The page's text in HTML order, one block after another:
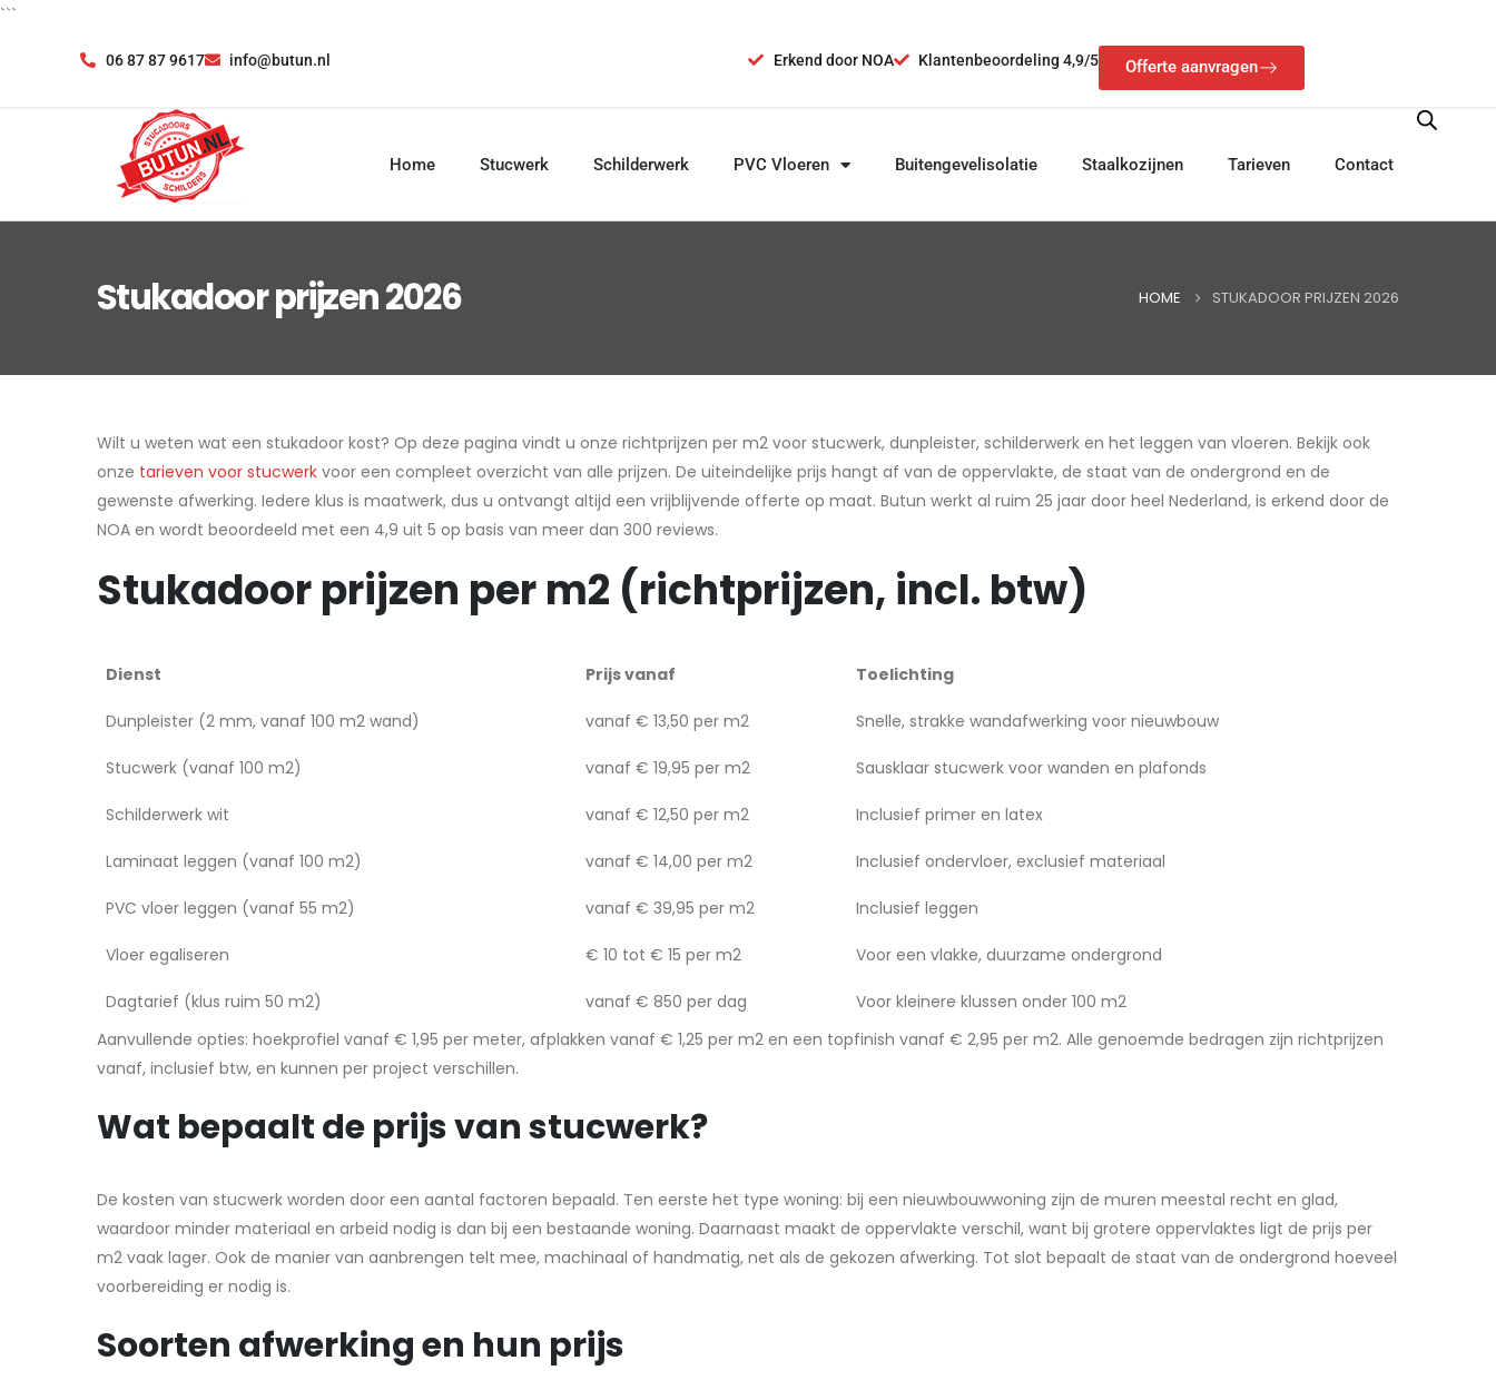
```
06 87 87 9617 info@butun.nl Erkend door NOA Klantenbeoordeling 4,9/5 Offerte aanvragen
Home Stucwerk Schilderwerk PVC Vloeren Buitengevelisolatie Staalkozijnen Tarieven Contact
Stukadoor prijzen 2026 HOME STUKADOOR PRIJZEN 2026
Wilt u weten wat een stukadoor kost? Op deze pagina vindt u onze richtprijzen per m2 voor stucwerk, dunpleister, schilderwerk en het leggen van vloeren. Bekijk ook
onze tarieven voor stucwerk voor een compleet overzicht van alle prijzen. De uiteindelijke prijs hangt af van de oppervlakte, de staat van de ondergrond en de
gewenste afwerking. Iedere klus is maatwerk, dus u ontvangt altijd een vrijblijvende offerte op maat. Butun werkt al ruim 25 jaar door heel Nederland, is erkend door de
NOA en wordt beoordeeld met een 4,9 uit 5 op basis van meer dan 300 reviews.
Stukadoor prijzen per m2 (richtprijzen, incl. btw)
Dienst Prijs vanaf Toelichting
Dunpleister (2 mm, vanaf 100 m2 wand) vanaf € 13,50 per m2 Snelle, strakke wandafwerking voor nieuwbouw
Stucwerk (vanaf 100 m2) vanaf € 19,95 per m2 Sausklaar stucwerk voor wanden en plafonds
Schilderwerk wit vanaf € 12,50 per m2 Inclusief primer en latex
Laminaat leggen (vanaf 100 m2) vanaf € 14,00 per m2 Inclusief ondervloer, exclusief materiaal
PVC vloer leggen (vanaf 55 m2) vanaf € 39,95 per m2 Inclusief leggen
Vloer egaliseren € 10 tot € 15 per m2 Voor een vlakke, duurzame ondergrond
Dagtarief (klus ruim 50 m2) vanaf € 850 per dag
Voor kleinere klussen onder 100 m2
Aanvullende opties: hoekprofiel vanaf € 1,95 per meter, afplakken vanaf € 1,25 per m2 en een topfinish vanaf € 2,95 per m2. Alle genoemde bedragen zijn richtprijzen
vanaf, inclusief btw, en kunnen per project verschillen.
Wat bepaalt de prijs van stucwerk?
De kosten van stucwerk worden door een aantal factoren bepaald. Ten eerste het type woning: bij een nieuwbouwwoning zijn de muren meestal recht en glad,
waardoor minder materiaal en arbeid nodig is dan bij een bestaande woning. Daarnaast maakt de oppervlakte verschil, want bij grotere oppervlaktes ligt de prijs per
m2 vaak lager. Ook de manier van aanbrengen telt mee, machinaal of handmatig, net als de gekozen afwerking. Tot slot bepaalt de staat van de ondergrond hoeveel
voorbereiding er nodig is.
Soorten afwerking en hun prijs